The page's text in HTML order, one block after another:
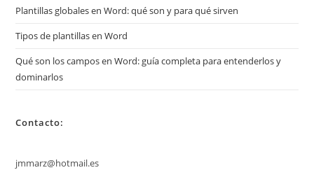
Plantillas globales en Word: qué son y para qué sirven
Tipos de plantillas en Word
Qué son los campos en Word: guía completa para entenderlos y
dominarlos
Contacto:
jmmarz@hotmail.es